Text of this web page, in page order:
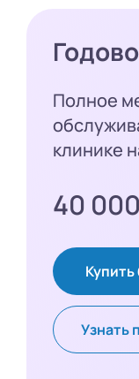
Полное
клинике
40
Узнать